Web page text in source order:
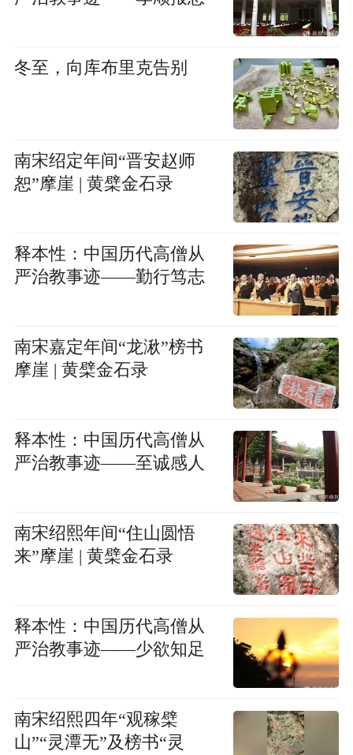
冬至，向库布里克告别
南宋绍定年间“晋安赵师
恕”摩崖 | 黄檗金石录
释本性：中国历代高僧从
严治教事迹——勤行笃志
南宋嘉定年间“龙湫”榜书
摩崖 | 黄檗金石录
释本性：中国历代高僧从
严治教事迹——至诚感人
南宋绍熙年间“住山圆悟
来”摩崖 | 黄檗金石录
释本性：中国历代高僧从
严治教事迹——少欲知足
南宋绍熙四年“观稼檗
山”“灵潭无”及榜书“灵